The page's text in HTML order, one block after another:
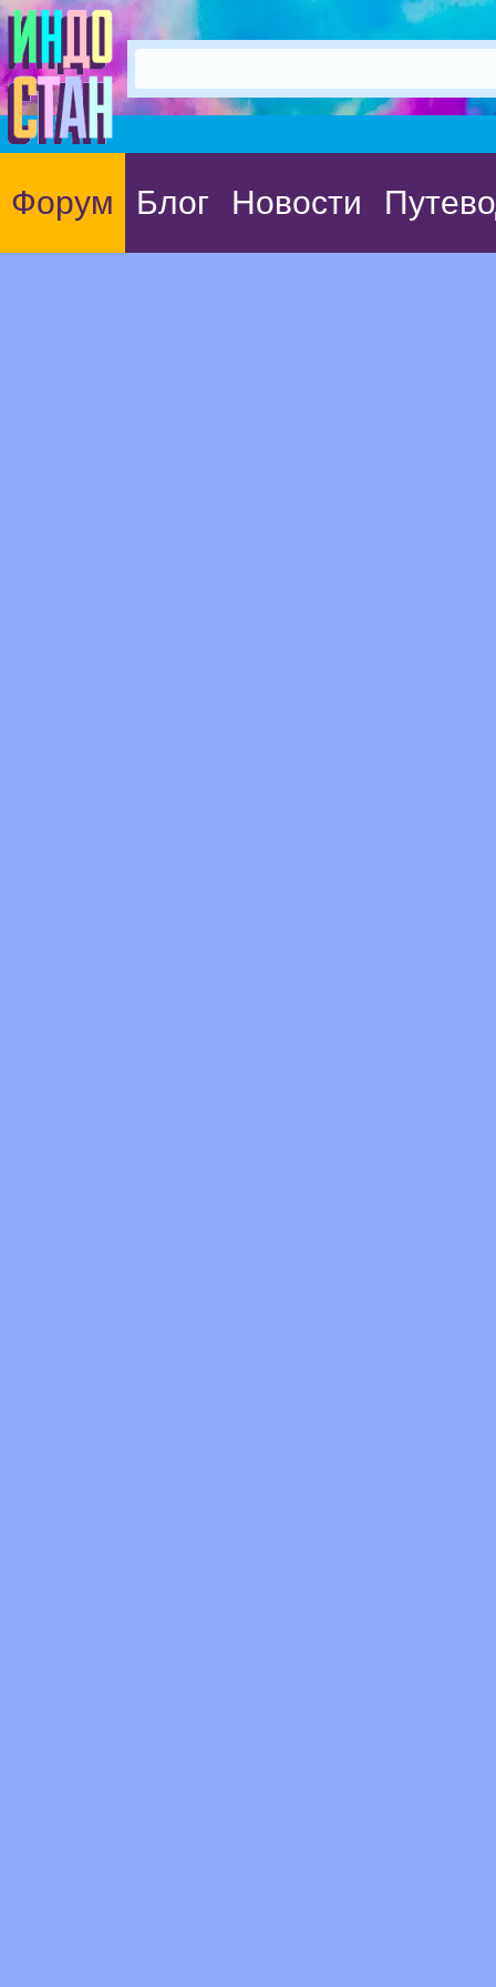
Форум Блог Новости